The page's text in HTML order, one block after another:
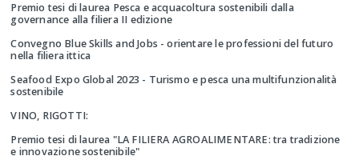
Premio tesi di laurea Pesca e acquacoltura sostenibili dalla
governance alla filiera II edizione
Convegno Blue Skills and Jobs - orientare le professioni del futuro
nella filiera ittica
Seafood Expo Global 2023 - Turismo e pesca una multifunzionalità
sostenibile
VINO, RIGOTTI:
Premio tesi di laurea "LA FILIERA AGROALIMENTARE: tra tradizione
e innovazione sostenibile"